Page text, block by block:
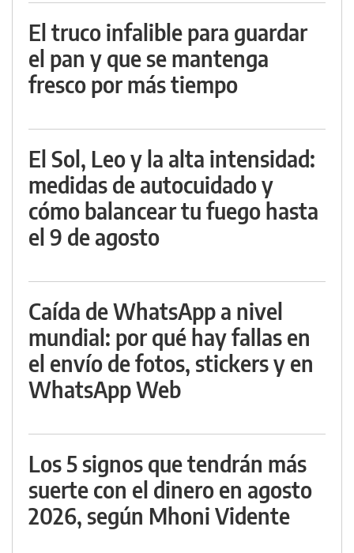
El truco infalible para guardar
el pan y que se mantenga
fresco por más tiempo
El Sol, Leo y la alta intensidad:
medidas de autocuidado y
cómo balancear tu fuego hasta
el 9 de agosto
Caída de WhatsApp a nivel
mundial: por qué hay fallas en
el envío de fotos, stickers y en
WhatsApp Web
Los 5 signos que tendrán más
suerte con el dinero en agosto
2026, según Mhoni Vidente